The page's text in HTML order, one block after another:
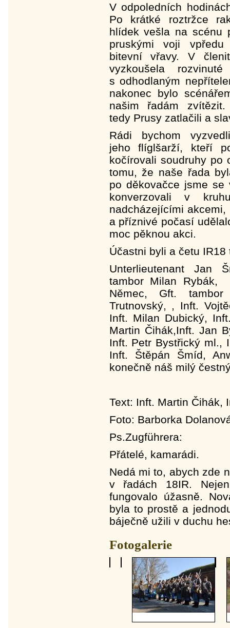
V odpoledních
Po krátké roztržce
hlídek vešla na scénu
pruskými voji vpředu
bitevní vřavy. V
vyzkoušela
s odhodlaným
nakonec bylo
našim řadám
tedy Prusy zatlačili a
Rádi bychom
jeho flíglšarží, kteří
kočírovali soudruhy po
tomu, že naše řada
po děkovačce jsme
konverzovali v
nadcházejícími
a příznivé počasí
moc pěknou akci.
Účastni byli a četu
Unterlieutenant Jan
tambor Milan Rybák,
Němec, Gft.
Trutnovský, , Inft.
Inft. Milan Dubický,
Martin Čihák,Inft. Jan
Inft. Petr Bystřický ml.,
Inft. Štěpán Šmíd,
konečně náš milý
Text: Inft. Martin Čihák,
Foto: Barborka
Ps.Zugführera:
Přátelé, kamarádi.
Nedá mi to, abych zde
v řadách 18IR.
fungovalo úžasně.
byla to prostě a
báječně užili v duchu
Fotogalerie